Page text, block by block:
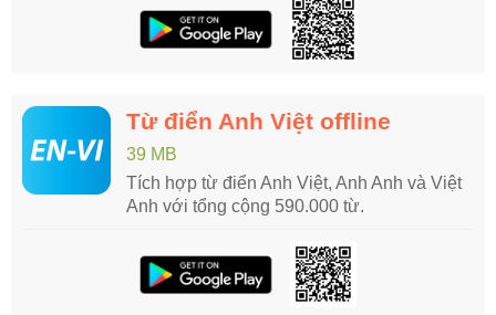
Từ điển Anh Việt offline
39 MB
Tích hợp từ điển Anh Việt, Anh Anh và Việt
Anh với tổng cộng 590.000 từ.